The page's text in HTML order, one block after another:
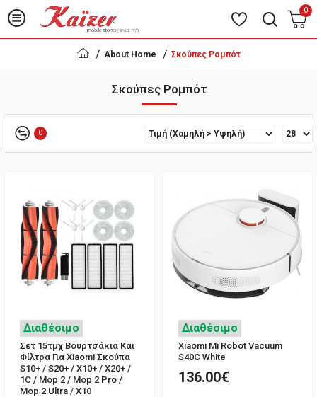
0
About Home Σκούπες Ρομπότ
Σκούπες Ρομπότ
0
Διαθέσιμο
Σετ 15τμχ Βουρτσάκια Και
Φίλτρα Για Xiaomi Σκούπα
S10+ / S20+ / X10+ / X20+ /
1C / Mop 2 / Mop 2 Pro /
Mop 2 Ultra / X10
Διαθέσιμο
Xiaomi Mi Robot Vacuum
S40C White
136.00€